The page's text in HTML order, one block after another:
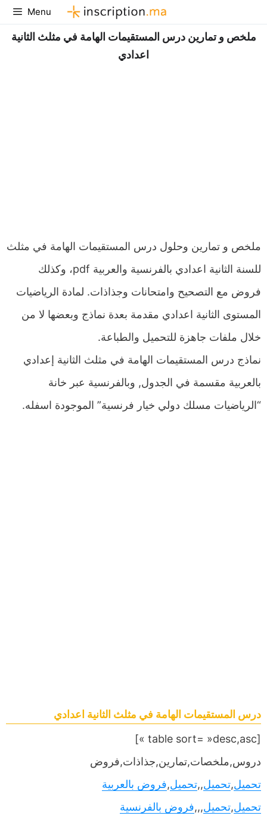
Aller
au
contenu
Menu
ملخص و تمارين درس المستقيمات الھامة في مثلث الثانية
اعدادي
ملخص و تمارين وحلول درس المستقيمات الھامة في مثلث
للسنة الثانية اعدادي بالفرنسية والعربية pdf، وكذلك
فروض مع التصحيح وامتحانات وجذاذات. لمادة الرياضيات
المستوى الثانية اعدادي مقدمة بعدة نماذج وبعضها لا من
خلال ملفات جاهزة للتحميل والطباعة.
نماذج درس المستقيمات الھامة في مثلث الثانية إعدادي
بالعربية مقسمة في الجدول, وبالفرنسية عبر خانة
“الرياضيات مسلك دولي خيار فرنسية” الموجودة اسفله.
درس المستقيمات الھامة في مثلث الثانية اعدادي
[table sort= »desc,asc »]
دروس,ملخصات,تمارين,جذاذات,فروض
تحميل,تحميل,,تحميل,فروض بالعربية
تحميل,تحميل,,,فروض بالفرنسية